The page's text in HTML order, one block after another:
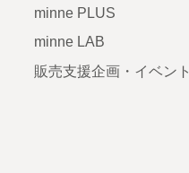
minne PLUS
minne LAB
販売支援企画・イベント